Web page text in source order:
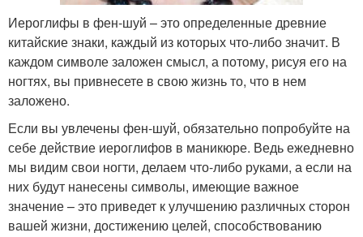
Иероглифы в фен-шуй – это определенные древние
китайские знаки, каждый из которых что-либо значит. В
каждом символе заложен смысл, а потому, рисуя его на
ногтях, вы привнесете в свою жизнь то, что в нем
заложено.
Если вы увлечены фен-шуй, обязательно попробуйте на
себе действие иероглифов в маникюре. Ведь ежедневно
мы видим свои ногти, делаем что-либо руками, а если на
них будут нанесены символы, имеющие важное
значение – это приведет к улучшению различных сторон
вашей жизни, достижению целей, способствованию